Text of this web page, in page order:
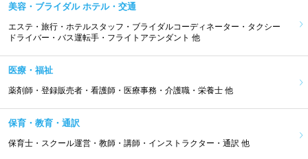
美容・ブライダル ホテル・交通
エステ・旅行・ホテルスタッフ・ブライダルコーディネーター・タクシー
ドライバー・バス運転手・フライトアテンダント 他
医療・福祉
薬剤師・登録販売者・看護師・医療事務・介護職・栄養士 他
保育・教育・通訳
保育士・スクール運営・教師・講師・インストラクター・通訳 他